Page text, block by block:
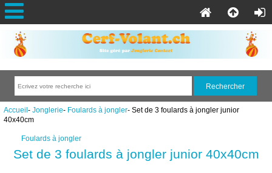
Accueil- Jonglerie- Foulards à jongler- Set de 3 foulards à jongler junior
40x40cm
Foulards à jongler
Set de 3 foulards à jongler junior 40x40cm